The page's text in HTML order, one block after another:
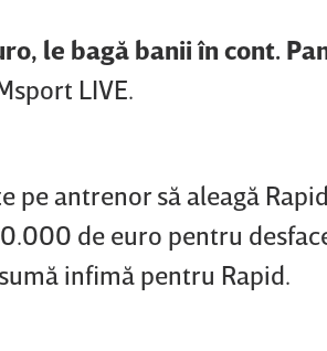
le bagă banii în cont.
LIVE.
pe antrenor să aleagă
de euro pentru
infimă pentru Rapid.